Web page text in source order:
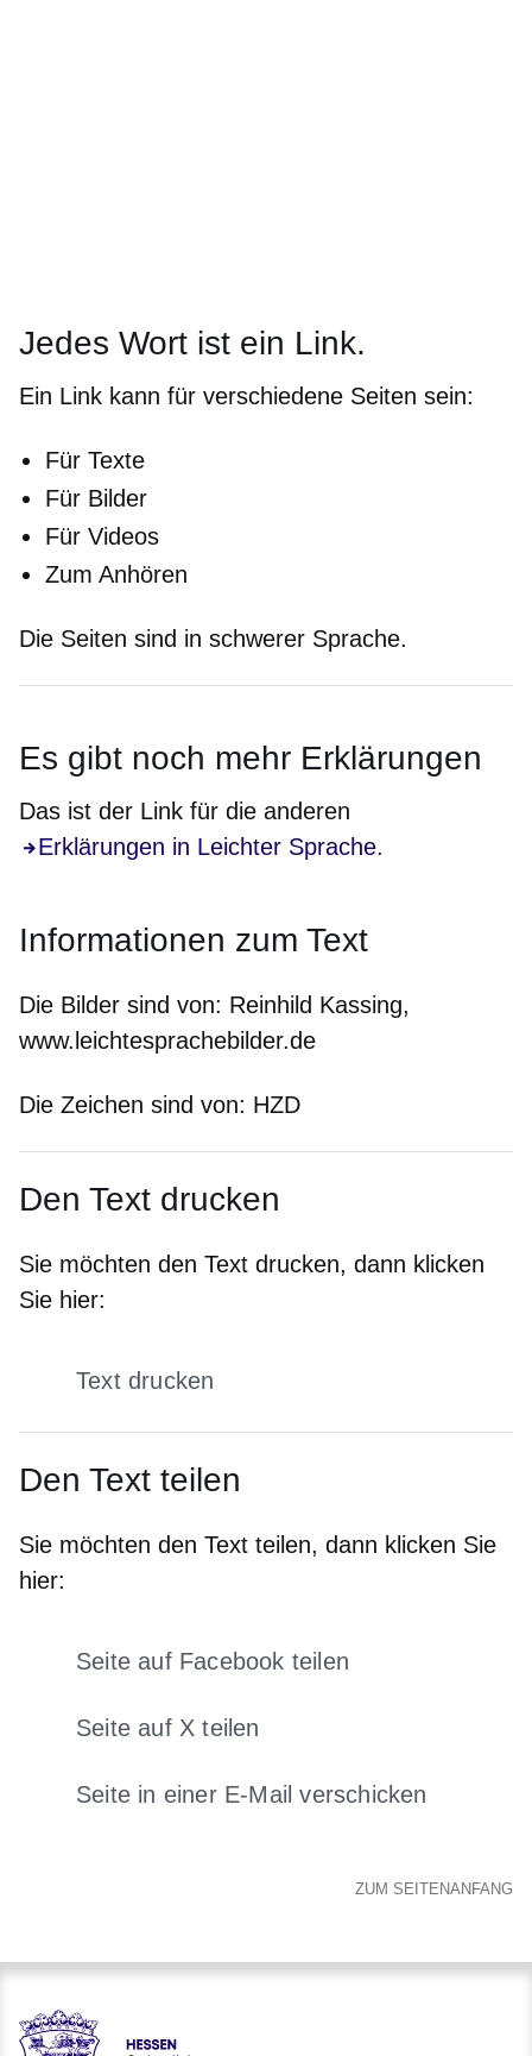
Jedes Wort ist ein Link.
Ein Link kann für verschiedene Seiten sein:
Für Texte
Für Bilder
Für Videos
Zum Anhören
Die Seiten sind in schwerer Sprache.
Es gibt noch mehr Erklärungen
Das ist der Link für die anderen
Erklärungen in Leichter Sprache.
Informationen zum Text
Die Bilder sind von: Reinhild Kassing,
www.leichtesprachebilder.de
Die Zeichen sind von: HZD
Den Text drucken
Sie möchten den Text drucken, dann klicken
Sie hier:
Text drucken
Den Text teilen
Sie möchten den Text teilen, dann klicken Sie
hier:
Seite auf Facebook teilen
Öffnet sich in einem neuen
Seite auf X teilen
Öffnet sich in einem neuen Fenster
Seite in einer E-Mail verschicken
Öffnet sich in einem neuen
ZUM SEITENANFANG